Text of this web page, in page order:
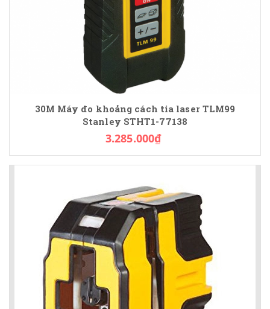
30M Máy đo khoảng cách tia laser TLM99
Stanley STHT1-77138
3.285.000₫